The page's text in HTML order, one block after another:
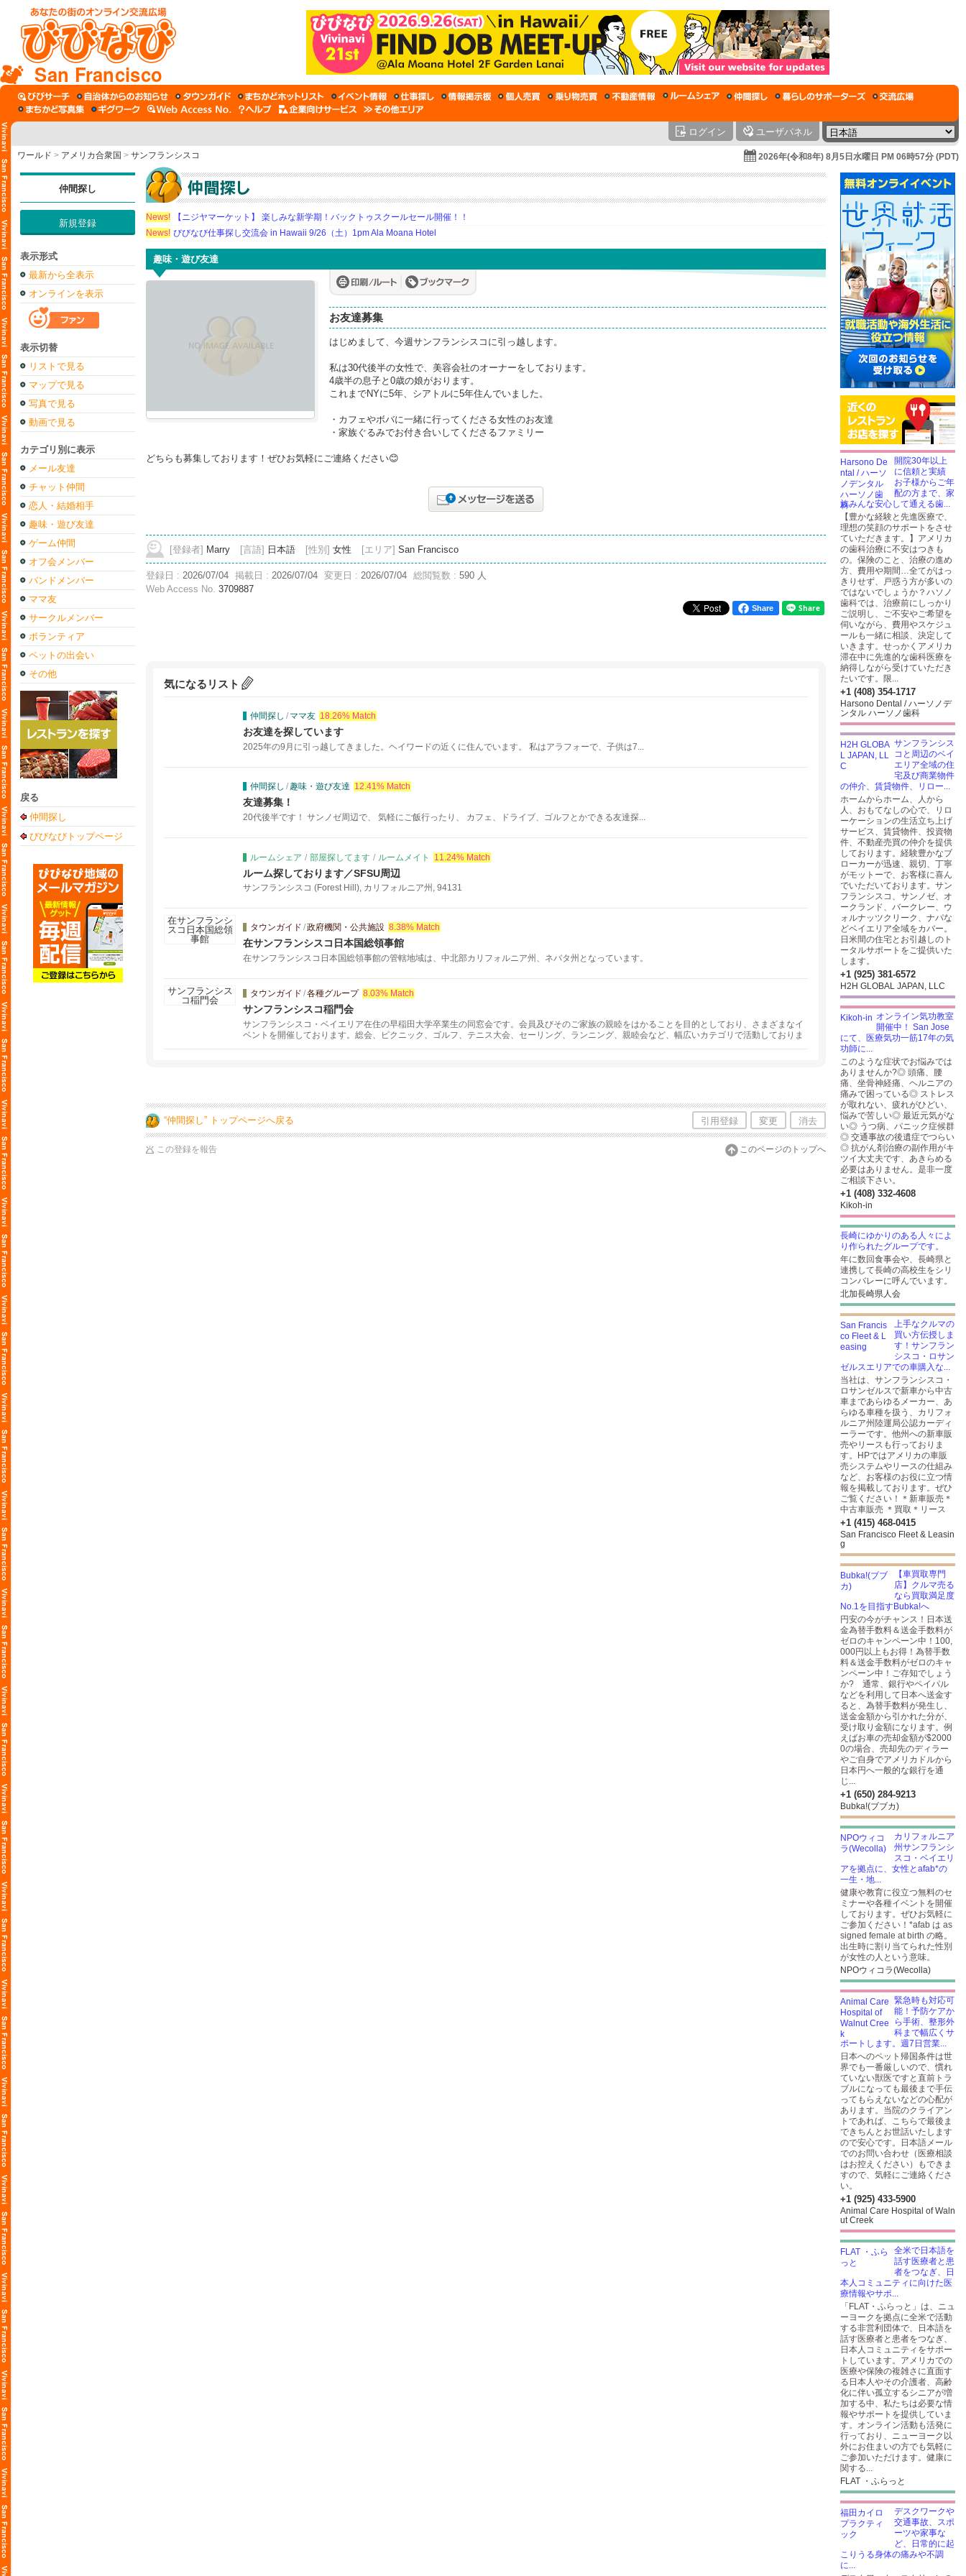
San Francisco
ログイン ユーザパネル
ワールド > アメリカ合衆国 > サンフランシスコ 2026年(令和8年) 8月5日水曜日 PM 06時57分 (PDT)
仲間探し
新規登録
表示形式
最新から全表示
オンラインを表示
表示切替
リストで見る
マップで見る
写真で見る
動画で見る
カテゴリ別に表示
メール友達
チャット仲間
恋人・結婚相手
趣味・遊び友達
ゲーム仲間
オフ会メンバー
バンドメンバー
ママ友
サークルメンバー
ボランティア
ペットの出会い
その他
戻る
仲間探し
びびなびトップページ
News!
【ニジヤマーケット】 楽しみな新学期！バックトゥスクールセール開催！！
News! びびなび仕事探し交流会 in Hawaii 9/26（土）1pm Ala Moana Hotel
趣味・遊び友達
お友達募集
はじめまして、今週サンフランシスコに引っ越します。
私は30代後半の女性で、美容会社のオーナーをしております。
4歳半の息子と0歳の娘がおります。
これまでNYに5年、シアトルに5年住んでいました。
・カフェやボバに一緒に行ってくださる女性のお友達
・家族ぐるみでお付き合いしてくださるファミリー
どちらも募集しております！ぜひお気軽にご連絡ください😊
[登録者] Marry [言語] 日本語 [性別] 女性 [エリア] San Francisco
登録日 : 2026/07/04 掲載日 : 2026/07/04 変更日 : 2026/07/04 総閲覧数 : 590 人
Web Access No. 3709887
Share
気になるリスト
仲間探し / ママ友 18.26% Match
お友達を探しています
2025年の9月に引っ越してきました。ヘイワードの近くに住んでいます。 私はアラフォーで、子供は7...
仲間探し / 趣味・遊び友達 12.41% Match
友達募集！
20代後半です！ サンノゼ周辺で、 気軽にご飯行ったり、 カフェ、ドライブ、ゴルフとかできる友達探...
ルームシェア / 部屋探してます / ルームメイト 11.24% Match
ルーム探しております／SFSU周辺
サンフランシスコ (Forest Hill), カリフォルニア州, 94131
タウンガイド /政府機関・公共施設 8.38% Match
在サンフランシスコ日本国総領事館
在サンフランシスコ日本国総領事館の管轄地域は、中北部カリフォルニア州、ネバタ州となっています。
タウンガイド /各種グループ 8.03% Match
サンフランシスコ稲門会
サンフランシスコ・ベイエリア在住の早稲田大学卒業生の同窓会です。会員及びそのご家族の親睦をはかることを目的としており、さまざまなイ
ベントを開催しております。総会、ピクニック、ゴルフ、テニス大会、セーリング、ランニング、親睦会など、幅広いカテゴリで活動しておりま
“仲間探し” トップページへ戻る 引用登録 変更 消去
この登録を報告 このページのトップへ
開院30年以上
に信頼と実績
お子様からご年
配の方まで、家
族みんな安心して通える歯...
【豊かな経験と先進医療で、
理想の笑顔のサポートをさせ
ていただきます。】アメリカ
の歯科治療に不安はつきも
の。保険のこと、治療の進め
方、費用や期間…全てがはっ
きりせず、戸惑う方が多いの
ではないでしょうか？ハソノ
歯科では、治療前にしっかり
ご説明し、ご不安やご希望を
伺いながら、費用やスケジュ
ールも一緒に相談、決定して
いきます。せっかくアメリカ
滞在中に先進的な歯科医療を
納得しながら受けていただき
たいです。限...
+1 (408) 354-1717
Harsono Dental / ハーソノデ
ンタル ハーソノ歯科
サンフランシス
コと周辺のベイ
エリア全域の住
宅及び商業物件
の仲介、賃貸物件、リロー...
ホームからホーム、人から
人、おもてなしの心で、リロ
ーケーションの生活立ち上げ
サービス、賃貸物件、投資物
件、不動産売買の仲介を提供
しております。経験豊かなブ
ローカーが迅速、親切、丁寧
がモットーで、お客様に喜ん
でいただいております。サン
フランシスコ、サンノゼ、オ
ークランド、バークレー、ウ
ォルナッツクリーク、ナパな
どベイエリア全域をカバー。
日米間の住宅とお引越しのト
ータルサポートをご提供いた
します。
+1 (925) 381-6572
H2H GLOBAL JAPAN, LLC
オンライン気功教室
開催中！ San Jose
にて、医療気功一筋17年の気
功師に...
このような症状でお悩みでは
ありませんか?◎ 頭痛、腰
痛、坐骨神経痛、ヘルニアの
痛みで困っている◎ ストレス
が取れない、疲れがひどい、
悩みで苦しい◎ 最近元気がな
い◎ うつ病、パニック症候群
◎ 交通事故の後遺症でつらい
◎ 抗がん剤治療の副作用がキ
ツイ大丈夫です、あきらめる
必要はありません。是非一度
ご相談下さい。
+1 (408) 332-4608
Kikoh-in
長崎にゆかりのある人々によ
り作られたグループです。
年に数回食事会や、長崎県と
連携して長崎の高校生をシリ
コンバレーに呼んでいます。
北加長崎県人会
上手なクルマの
買い方伝授しま
す！サンフラン
シスコ・ロサン
ゼルスエリアでの車購入な...
当社は、サンフランシスコ・
ロサンゼルスで新車から中古
車まであらゆるメーカー、あ
らゆる車種を扱う、カリフォ
ルニア州陸運局公認カーディ
ーラーです。他州への新車販
売やリースも行っておりま
す。HPではアメリカの車販
売システムやリースの仕組み
など、お客様のお役に立つ情
報を掲載しております。ぜひ
ご覧ください！＊新車販売＊
中古車販売 ＊買取＊リース
+1 (415) 468-0415
San Francisco Fleet & Leasin
g
【車買取専門
店】クルマ売る
なら買取満足度
No.1を目指すBubka!へ
円安の今がチャンス！日本送
金為替手数料＆送金手数料が
ゼロのキャンペーン中！100,
000円以上もお得！為替手数
料＆送金手数料がゼロのキャ
ンペーン中！ご存知でしょう
か? 通常、銀行やペイパル
などを利用して日本へ送金す
ると、為替手数料が発生し、
送金金額から引かれた分が、
受け取り金額になります。例
えばお車の売却金額が$2000
0の場合、売却先のディラー
やご自身でアメリカドルから
日本円へ一般的な銀行を通
じ...
+1 (650) 284-9213
Bubka!(ブブカ)
カリフォルニア
州サンフランシ
スコ・ベイエリ
アを拠点に、女性とafab*の
一生・地...
健康や教育に役立つ無料のセ
ミナーや各種イベントを開催
しております。ぜひお気軽に
ご参加ください！*afab は as
signed female at birth の略。
出生時に割り当てられた性別
が女性の人という意味。
NPOウィコラ(Wecolla)
緊急時も対応可
能！予防ケアか
ら手術、整形外
科まで幅広くサ
ポートします。週7日営業...
日本へのペット帰国条件は世
界でも一番厳しいので、慣れ
ていない獣医ですと直前トラ
ブルになっても最後まで手伝
ってもらえないなどの心配が
あります。当院のクライアン
トであれば、こちらで最後ま
できちんとお世話いたします
ので安心です。日本語メール
でのお問い合わせ（医療相談
はお控えください）もできま
すので、気軽にご連絡くださ
い。
+1 (925) 433-5900
Animal Care Hospital of Waln
ut Creek
全米で日本語を
話す医療者と患
者をつなぎ、日
本人コミュニティに向けた医
療情報やサポ...
「FLAT・ふらっと」は、ニュ
ーヨークを拠点に全米で活動
する非営利団体で、日本語を
話す医療者と患者をつなぎ、
日本人コミュニティをサポー
トしています。アメリカでの
医療や保険の複雑さに直面す
る日本人やその介護者、高齢
化に伴い孤立するシニアが増
加する中、私たちは必要な情
報やサポートを提供していま
す。オンライン活動も活発に
行っており、ニューヨーク以
外にお住まいの方でも気軽に
ご参加いただけます。健康に
関する...
FLAT ・ふらっと
デスクワークや
交通事故、スポ
ーツや家事な
ど、日常的に起
こりうる身体の痛みや不調
に...